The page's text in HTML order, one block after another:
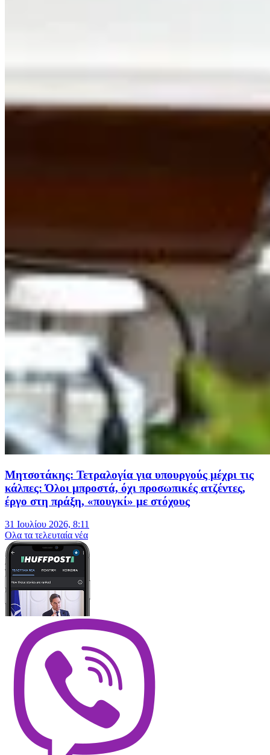
Μητσοτάκης: Τετραλογία για υπουργούς μέχρι τις
κάλπες: Όλοι μπροστά, όχι προσωπικές ατζέντες,
έργο στη πράξη, «πουγκί» με στόχους
31 Ιουλίου 2026, 8:11
Oλα τα τελευταία νέα